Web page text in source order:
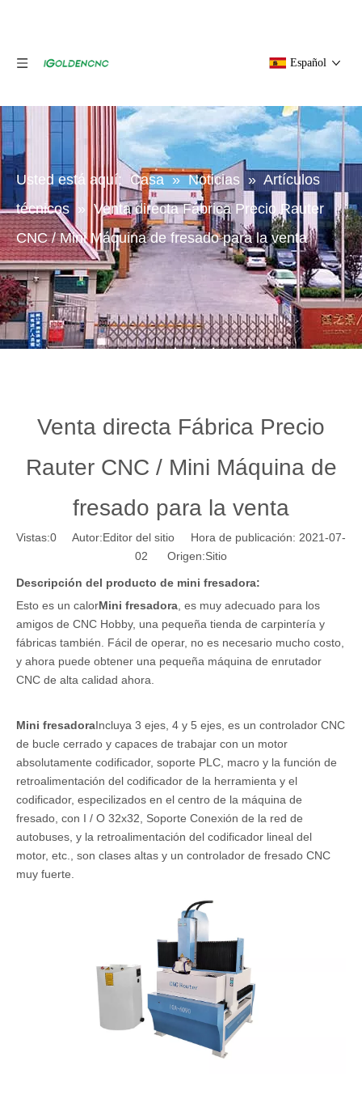
Español
Usted está aquí: Casa » Noticias » Artículos
técnicos » Venta directa Fábrica Precio Rauter
CNC / Mini Máquina de fresado para la venta
Venta directa Fábrica Precio
Rauter CNC / Mini Máquina de
fresado para la venta
Vistas:0 Autor:Editor del sitio Hora de publicación: 2021-07-
02 Origen:Sitio
Descripción del producto de mini fresadora:
Esto es un calorMini fresadora , es muy adecuado para los
amigos de CNC Hobby, una pequeña tienda de carpintería y
fábricas también. Fácil de operar, no es necesario mucho costo,
y ahora puede obtener una pequeña máquina de enrutador
CNC de alta calidad ahora.
Mini fresadoraIncluya 3 ejes, 4 y 5 ejes, es un controlador CNC
de bucle cerrado y capaces de trabajar con un motor
absolutamente codificador, soporte PLC, macro y la función de
retroalimentación del codificador de la herramienta y el
codificador, especilizados en el centro de la máquina de
fresado, con I / O 32x32, Soporte Conexión de la red de
autobuses, y la retroalimentación del codificador lineal del
motor, etc., son clases altas y un controlador de fresado CNC
muy fuerte.